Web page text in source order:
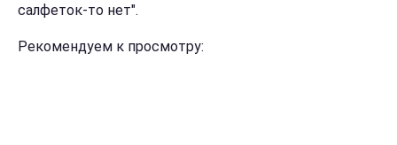
салфеток-то нет".
Рекомендуем к просмотру: